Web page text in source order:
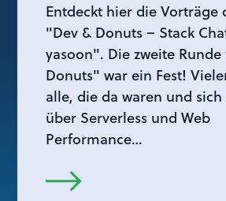
Entdeckt hier die Vorträge
"Dev & Donuts – Stack
yasoon". Die zweite
Donuts" war ein Fest!
alle, die da waren und
über Serverless und Web
Performance…